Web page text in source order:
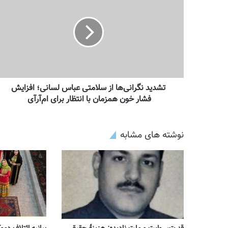
تشدید نگرانی‌ها از سلامتی عباس لسانی؛ افزایش
فشار خون همزمان با انتظار برای ام‌آرآی
نوشته های مشابه